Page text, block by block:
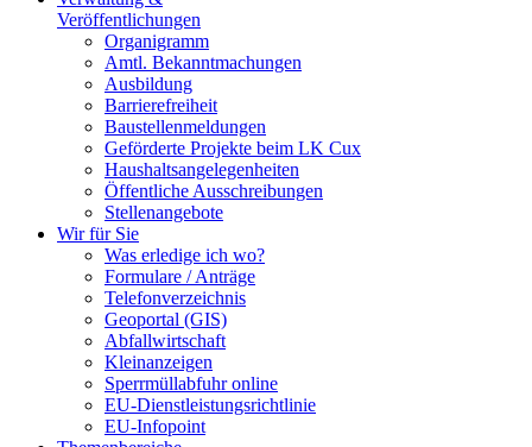
Veröffentlichungen
Organigramm
Amtl. Bekanntmachungen
Ausbildung
Barrierefreiheit
Baustellenmeldungen
Geförderte Projekte beim LK Cux
Haushaltsangelegenheiten
Öffentliche Ausschreibungen
Stellenangebote
Wir für Sie
Was erledige ich wo?
Formulare / Anträge
Telefonverzeichnis
Geoportal (GIS)
Abfallwirtschaft
Kleinanzeigen
Sperrmüllabfuhr online
EU-Dienstleistungsrichtlinie
EU-Infopoint